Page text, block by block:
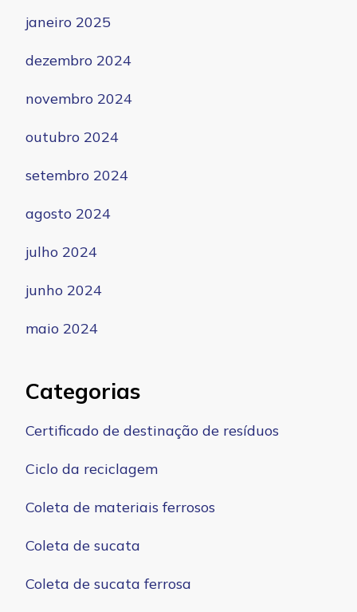
janeiro 2025
dezembro 2024
novembro 2024
outubro 2024
setembro 2024
agosto 2024
julho 2024
junho 2024
maio 2024
Categorias
Certificado de destinação de resíduos
Ciclo da reciclagem
Coleta de materiais ferrosos
Coleta de sucata
Coleta de sucata ferrosa